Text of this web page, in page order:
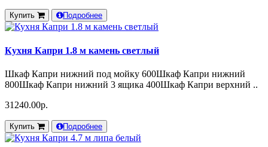
Купить Подробнее
Кухня Капри 1.8 м камень светлый
Шкаф Капри нижний под мойку 600Шкаф Капри нижний
800Шкаф Капри нижний 3 ящика 400Шкаф Капри верхний ..
31240.00р.
Купить Подробнее